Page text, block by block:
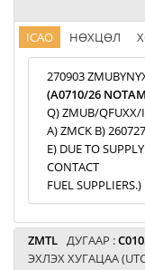
ICAO НӨХЦӨЛ
270903
(A0710/26
Q) ZMUB/
A) ZMCK B)
E) DUE TO
CONTACT
FUEL SUPPLIERS.)
ZMTL ДУГААР :
ЭХЛЭХ ХУГАЦАА